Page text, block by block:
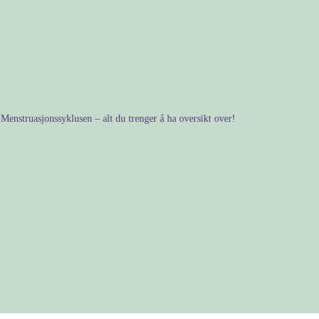
Menstruasjonssyklusen – alt du trenger å ha oversikt over!